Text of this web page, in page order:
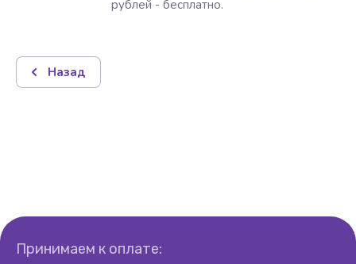
рублей - бесплатно.
Назад
Принимаем к оплате: